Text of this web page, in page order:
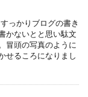
っかりブログの書き
かないとと思い駄文
冒頭の写真のように
せるころになりまし